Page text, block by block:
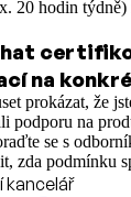
20 hodin
na
prokázat, že
podporu na
se s
zda podmínku
kancelář